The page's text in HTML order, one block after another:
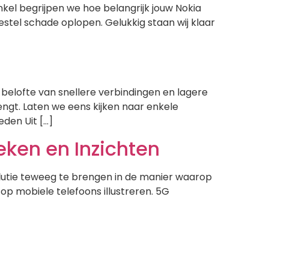
begrijpen we hoe belangrijk jouw Nokia
schade oplopen. Gelukkig staan wij klaar
van snellere verbindingen en lagere
Laten we eens kijken naar enkele
Uit […]
en Inzichten
teweeg te brengen in de manier waarop
mobiele telefoons illustreren. 5G